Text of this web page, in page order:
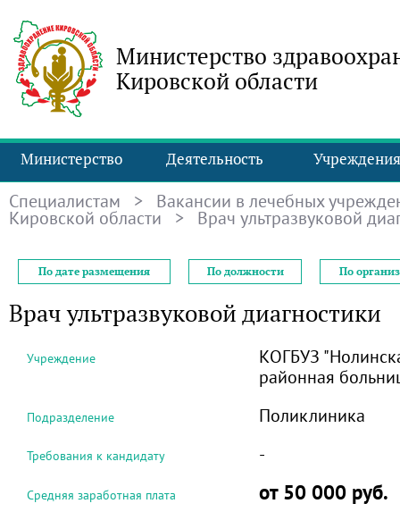
Министерство
Кировской области
Министерство Деятельность Учреждения
Специалистам > Вакансии в лечебных
Кировской области > Врач ультразвуковой
По дате размещения По должности По
Врач ультразвуковой диагностики
Учреждение
КОГБУЗ
районная
Подразделение Поликлиника
Требования к кандидату -
Средняя заработная плата от 50 000 руб.